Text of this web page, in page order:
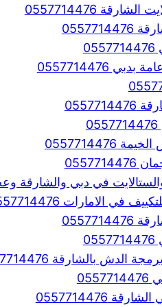
0557714476
0557714476
في دبي والشارقة وعجمان
في الامارات 0557714476
الدش بالشارقة 0557714476
0557714476